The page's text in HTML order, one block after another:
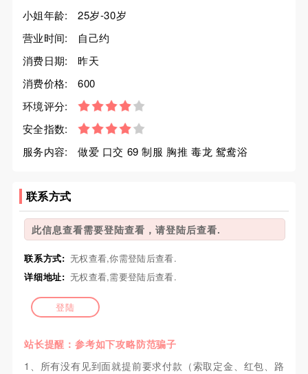
小姐年龄:
25岁-30岁
营业时间:
自己约
消费日期:
昨天
消费价格:
600
环境评分:
安全指数:
服务内容:
做爱 口交 69 制服 胸推 毒龙 鸳鸯浴
联系方式
此信息查看需要登陆查看，请登陆后查看.
联系方式: 无权查看,你需登陆后查看.
详细地址: 无权查看,需要登陆后查看.
登陆
站长提醒：参考如下攻略防范骗子
1、所有没有见到面就提前要求付款（索取定金、红包、路